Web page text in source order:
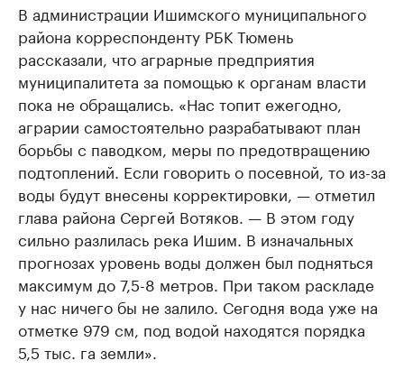
В администрации Ишимского муниципального
района корреспонденту РБК Тюмень
рассказали, что аграрные предприятия
муниципалитета за помощью к органам власти
пока не обращались. «Нас топит ежегодно,
аграрии самостоятельно разрабатывают план
борьбы с паводком, меры по предотвращению
подтоплений. Если говорить о посевной, то из-за
воды будут внесены корректировки, — отметил
глава района Сергей Вотяков. — В этом году
сильно разлилась река Ишим. В изначальных
прогнозах уровень воды должен был подняться
максимум до 7,5-8 метров. При таком раскладе
у нас ничего бы не залило. Сегодня вода уже на
отметке 979 см, под водой находятся порядка
5,5 тыс. га земли».